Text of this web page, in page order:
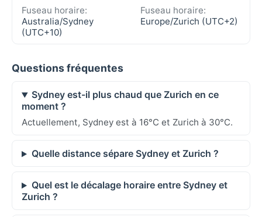
Fuseau horaire:
Australia/Sydney
(UTC+10)
Fuseau horaire:
Europe/Zurich (UTC+2)
Questions fréquentes
Sydney est-il plus chaud que Zurich en ce
moment ?
Actuellement, Sydney est à 16°C et Zurich à 30°C.
Quelle distance sépare Sydney et Zurich ?
Quel est le décalage horaire entre Sydney et
Zurich ?